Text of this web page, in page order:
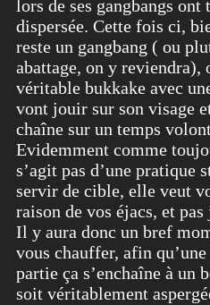
lors de ses gangbangs ont
dispersée. Cette fois ci,
reste un gangbang ( ou
abattage, on y reviendra),
véritable bukkake avec
vont jouir sur son visage
chaîne sur un temps
Evidemment comme
s’agit pas d’une pratique
servir de cible, elle veut
raison de vos éjacs, et
Il y aura donc un bref
vous chauffer, afin
partie ça s’enchaîne à un
soit véritablement